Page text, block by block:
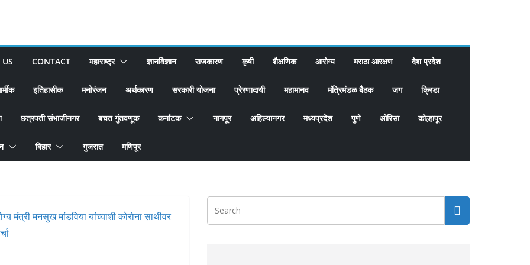
CONTACT महाराष्ट्र ज्ञानविज्ञान राजकारण कृषी शैक्षणिक आरोग्य मराठा आरक्षण देश प्रदेश
इतिहासीक मनोरंजन अर्थकारण सरकारी योजना प्रेरणादायी महामानव मंत्रिमंडळ बैठक जग क्रिडा
छत्रपती संभाजीनगर बचत गुंतवणूक कर्नाटक नागपूर अहिल्यानगर मध्यप्रदेश पुणे ओरिसा कोल्हापूर
बिहार गुजरात मणिपूर